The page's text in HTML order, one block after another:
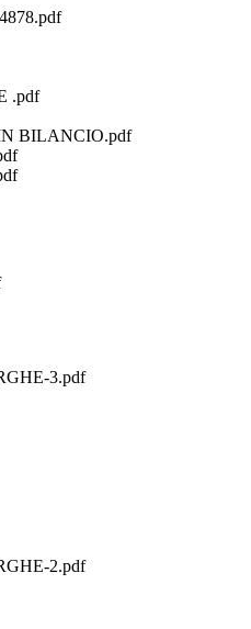
.pdf
BILANCIO.pdf
3.pdf
2.pdf